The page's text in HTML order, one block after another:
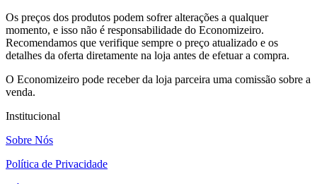
Os preços dos produtos podem sofrer alterações a qualquer
momento, e isso não é responsabilidade do Economizeiro.
Recomendamos que verifique sempre o preço atualizado e os
detalhes da oferta diretamente na loja antes de efetuar a compra.
O Economizeiro pode receber da loja parceira uma comissão sobre a
venda.
Institucional
Sobre Nós
Política de Privacidade